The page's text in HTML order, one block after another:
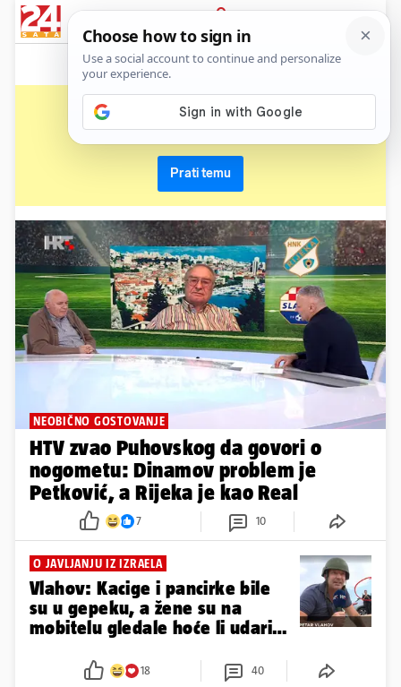
PRIJAVA
News
petar vlahov
Prati temu
NEOBIČNO GOSTOVANJE
HTV zvao Puhovskog da govori o
nogometu: Dinamov problem je
Petković, a Rijeka je kao Real
7 10
O JAVLJANJU IZ IZRAELA
Vlahov: Kacige i pancirke bile
su u gepeku, a žene su na
mobitelu gledale hoće li udariti
18 40